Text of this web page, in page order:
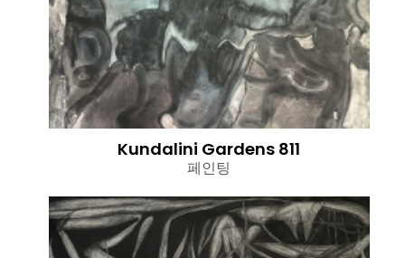
Kundalini Gardens 811
페인팅